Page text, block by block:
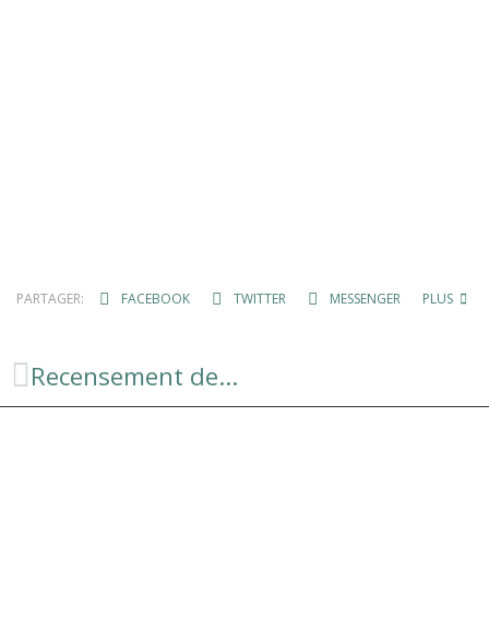
PARTAGER: FACEBOOK TWITTER MESSENGER PLUS
Recensement de la population